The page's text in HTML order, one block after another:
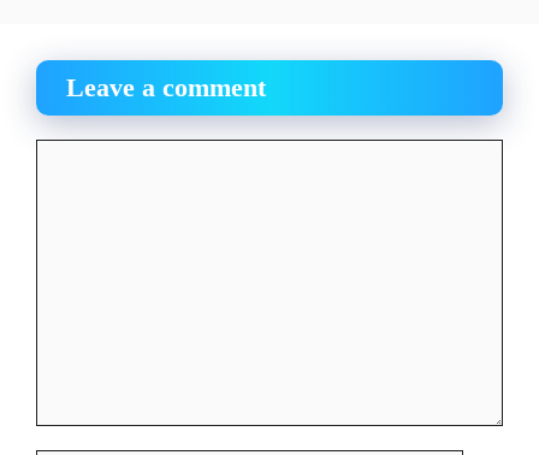
Leave a comment